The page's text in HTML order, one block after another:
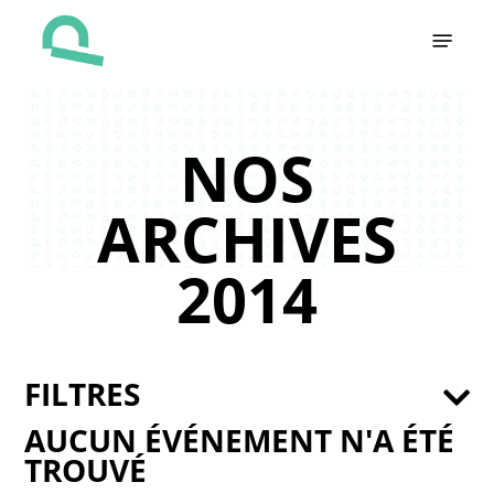
NOS
ARCHIVES
2014
AUCUN ÉVÉNEMENT N'A ÉTÉ
TROUVÉ
FILTRES